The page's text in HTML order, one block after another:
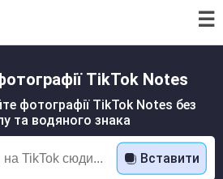
☰
TikTok Notes
фотографії TikTok Notes без
та водяного знака
Вставити